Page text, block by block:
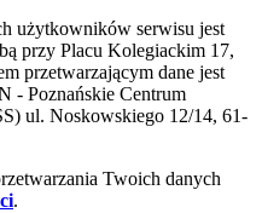
użytkowników serwisu jest
przy Placu Kolegiackim 17,
przetwarzającym dane jest
- Poznańskie Centrum
ul. Noskowskiego 12/14, 61-
Twoich danych
.